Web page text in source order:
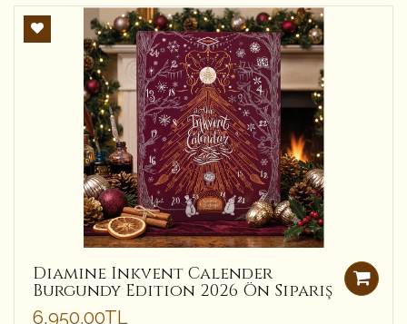
Diamine Inkvent Calender
Burgundy Edition 2026 Ön Sipariş
6,950.00TL